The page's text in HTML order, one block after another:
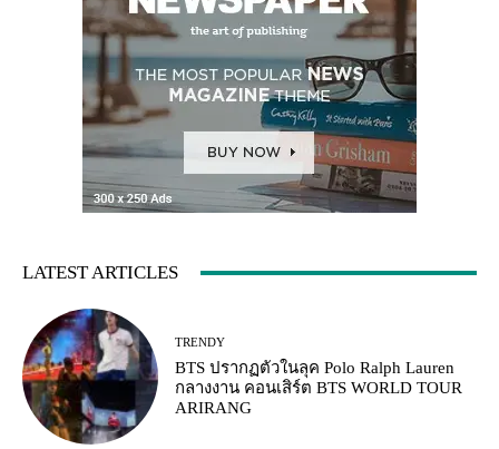
LATEST ARTICLES
TRENDY
BTS ปรากฏตัวในลุค Polo Ralph Lauren
กลางงาน คอนเสิร์ต BTS WORLD TOUR
ARIRANG